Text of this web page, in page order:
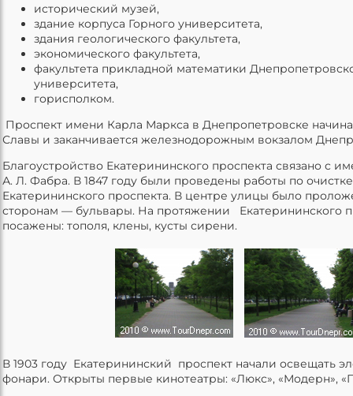
исторический музей,
здание корпуса Горного университета,
здания геологического факультета,
экономического факультета,
факультета прикладной математики
университета,
горисполком.
Проспект имени Карла Маркса в Днепропетровске
Славы и заканчивается железнодорожным вокзалом
Благоустройство Екатерининского проспекта связано с
А. Л. Фабра. В 1847 году были проведены работы по
Екатерининского проспекта. В центре улицы было
сторонам — бульвары. На протяжении Екатерининского
посажены: тополя, клены, кусты сирени.
В 1903 году Екатерининский проспект начали освещать
фонари. Открыты первые кинотеатры: «Люкс», «Модерн»,